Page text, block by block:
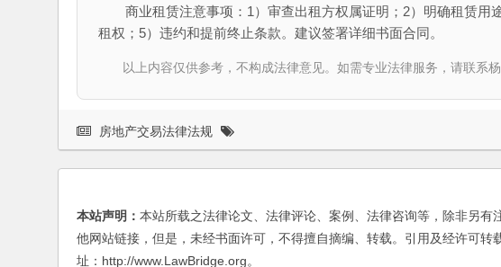
商业租赁注意事项：1）审查出租方权属证明；2）明确租赁用
租权；5）违约和提前终止条款。建议签署详细书面合同。
以上内容仅供参考，不构成法律意见。如需专业法律服务，请联系
房地产交易法律法规
本站声明： 本站所载之法律论文、法律评论、案例、法律咨询等，除非另
他网站链接，但是，未经书面许可，不得擅自摘编、转载。引用及经许可
址：http://www.LawBridge.org。